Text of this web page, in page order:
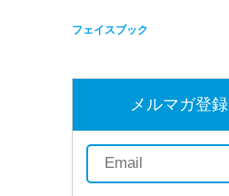
フェイスブック
メルマガ登録